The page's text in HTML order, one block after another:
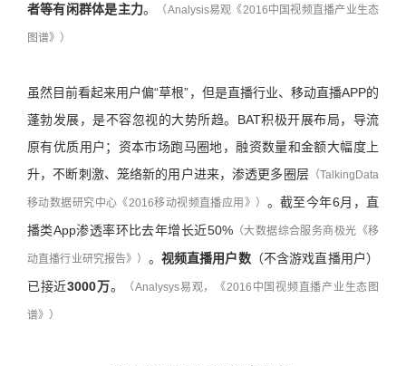
者等有闲群体是主力。 （Analysis易观《2016中国视频直播产业生态
图谱》）
虽然目前看起来用户偏“草根”，但是直播行业、移动直播APP的
蓬勃发展，是不容忽视的大势所趋。BAT积极开展布局，导流
原有优质用户；资本市场跑马圈地，融资数量和金额大幅度上
升，不断刺激、笼络新的用户进来，渗透更多圈层（TalkingData
移动数据研究中心《2016移动视频直播应用》） 。截至今年6月，直
播类App渗透率环比去年增长近50%（大数据综合服务商极光《移
动直播行业研究报告》） 。 视频直播用户数（不含游戏直播用户）
已接近3000万。 （Analysys易观，《2016中国视频直播产业生态图
谱》）